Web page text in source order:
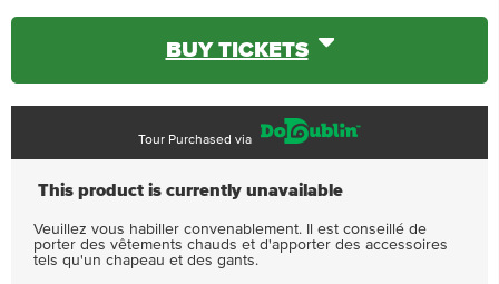
BUY TICKETS
Tour Purchased via
This product is currently unavailable
Veuillez vous habiller convenablement. Il est conseillé de
porter des vêtements chauds et d'apporter des accessoires
tels qu'un chapeau et des gants.